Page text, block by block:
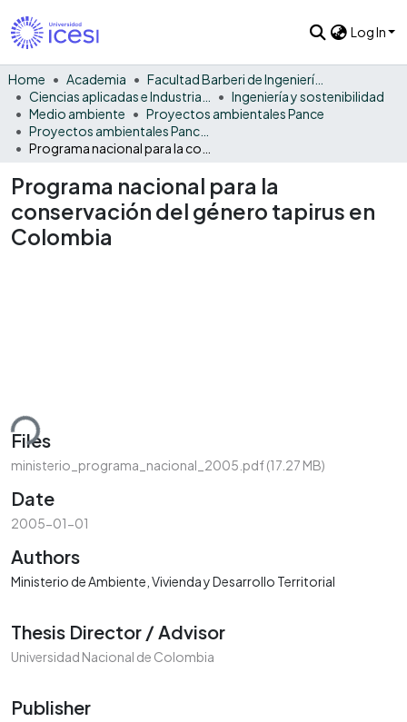
Log In
Home Academia
Facultad Barberi de Ingeniería, Diseño y Ciencias Aplicadas
Ingeniería y sostenibilidad
Medio ambiente
Proyectos ambientales Pance
Programa nacional para la
conservación del género tapirus en
Colombia
Files
ministerio_programa_nacional_2005.pdf(17.27 MB)
Date
2005-01-01
Authors
Ministerio de Ambiente, Vivienda y Desarrollo Territorial
Thesis Director / Advisor
Universidad Nacional de Colombia
Publisher